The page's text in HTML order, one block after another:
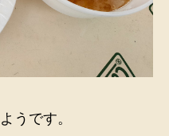
うです。